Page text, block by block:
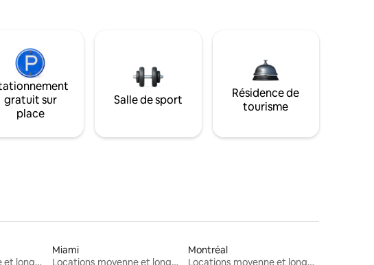
gratuit sur
place
Salle de sport
Résidence de
tourisme
Locations moyenne et longue durée
Miami
Locations moyenne et longue durée
Montréal
Locations moyenne et longue durée